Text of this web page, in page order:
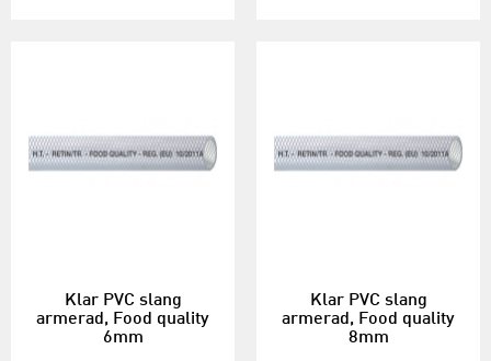
Klar PVC slang
armerad, Food quality
6mm
Klar PVC slang
armerad, Food quality
8mm